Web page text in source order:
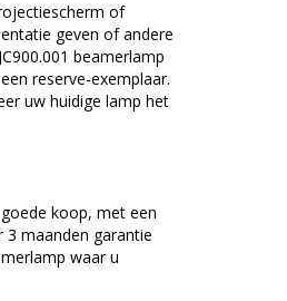
of
geven of andere
beamerlamp
reserve-exemplaar.
uw huidige lamp het
koop, met een
3 maanden garantie
waar u